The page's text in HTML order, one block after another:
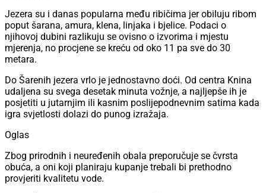
Jezera su i danas popularna među ribičima jer obiluju ribom
poput šarana, amura, klena, linjaka i bjelice. Podaci o
njihovoj dubini razlikuju se ovisno o izvorima i mjestu
mjerenja, no procjene se kreću od oko 11 pa sve do 30
metara.
Do Šarenih jezera vrlo je jednostavno doći. Od centra Knina
udaljena su svega desetak minuta vožnje, a najljepše ih je
posjetiti u jutarnjim ili kasnim poslijepodnevnim satima kada
igra svjetlosti dolazi do punog izražaja.
Oglas
Zbog prirodnih i neuređenih obala preporučuje se čvrsta
obuća, a oni koji planiraju kupanje trebali bi prethodno
provjeriti kvalitetu vode.